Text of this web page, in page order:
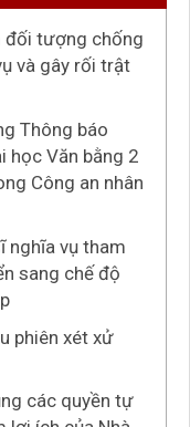
đối tượng chống
và gây rối trật
Thông báo
học Văn bằng 2
Công an nhân
nghĩa vụ tham
sang chế độ
phiên xét xử
các quyền tự